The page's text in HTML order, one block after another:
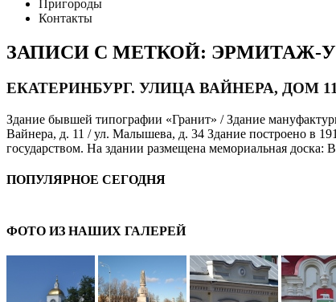
Пригороды
Контакты
ЗАПИСИ С МЕТКОЙ: ЭРМИТАЖ-
ЕКАТЕРИНБУРГ. УЛИЦА ВАЙНЕРА, ДОМ
Здание бывшей типографии «Гранит» / Здание
Вайнера, д. 11 / ул. Малышева, д. 34 Здание построено в
государством. На здании размещена мемориальная
ПОПУЛЯРНОЕ СЕГОДНЯ
ФОТО ИЗ НАШИХ ГАЛЕРЕЙ